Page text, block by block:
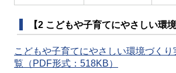
【2 こどもや子育てにやさしい環境
こどもや子育てにやさしい環境づく
覧（PDF形式：518KB）